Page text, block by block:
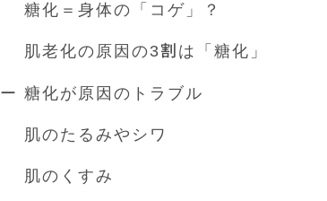
糖化＝身体の「コゲ」？
肌老化の原因の3割は「糖化」
ー 糖化が原因のトラブル
肌のたるみやシワ
肌のくすみ